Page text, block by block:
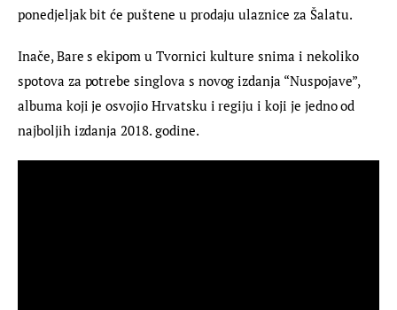
ponedjeljak bit će puštene u prodaju ulaznice za Šalatu.
Inače, Bare s ekipom u Tvornici kulture snima i nekoliko
spotova za potrebe singlova s novog izdanja “Nuspojave”,
albuma koji je osvojio Hrvatsku i regiju i koji je jedno od
najboljih izdanja 2018. godine.